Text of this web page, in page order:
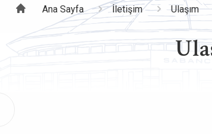
Sayfa
Ana Sayfa İletişim Ulaşım